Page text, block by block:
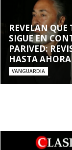
REVELAN
SIGUE EN
PARIVED:
HASTA AHORA
VANGUARDIA